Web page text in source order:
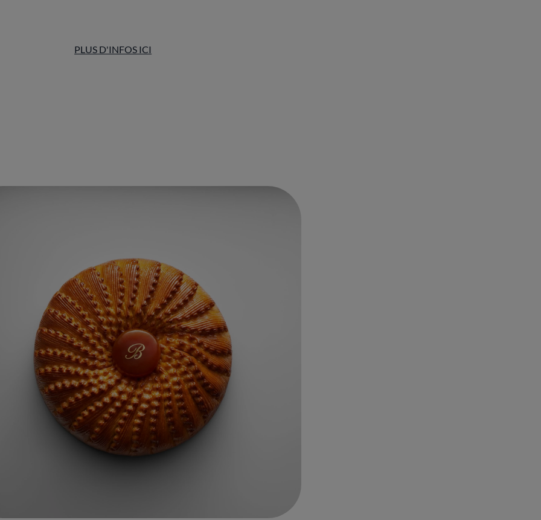
PLUS D'INFOS ICI